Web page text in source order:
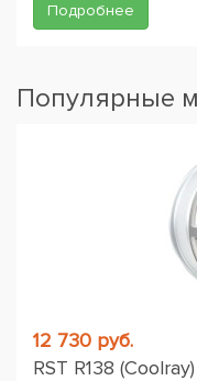
Подробнее
Популярные
12 730 руб.
RST R138